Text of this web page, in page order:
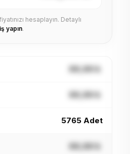
hesaplayın. Detaylı
yapın.
XX,XX ₺
XX,XX ₺
5765 Adet
XX,XX ₺